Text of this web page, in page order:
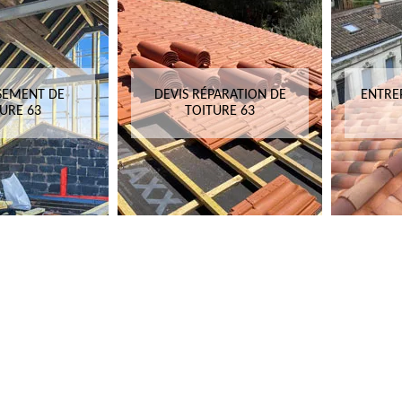
DE
63
DEVIS RÉPARATION DE
TOITURE 63